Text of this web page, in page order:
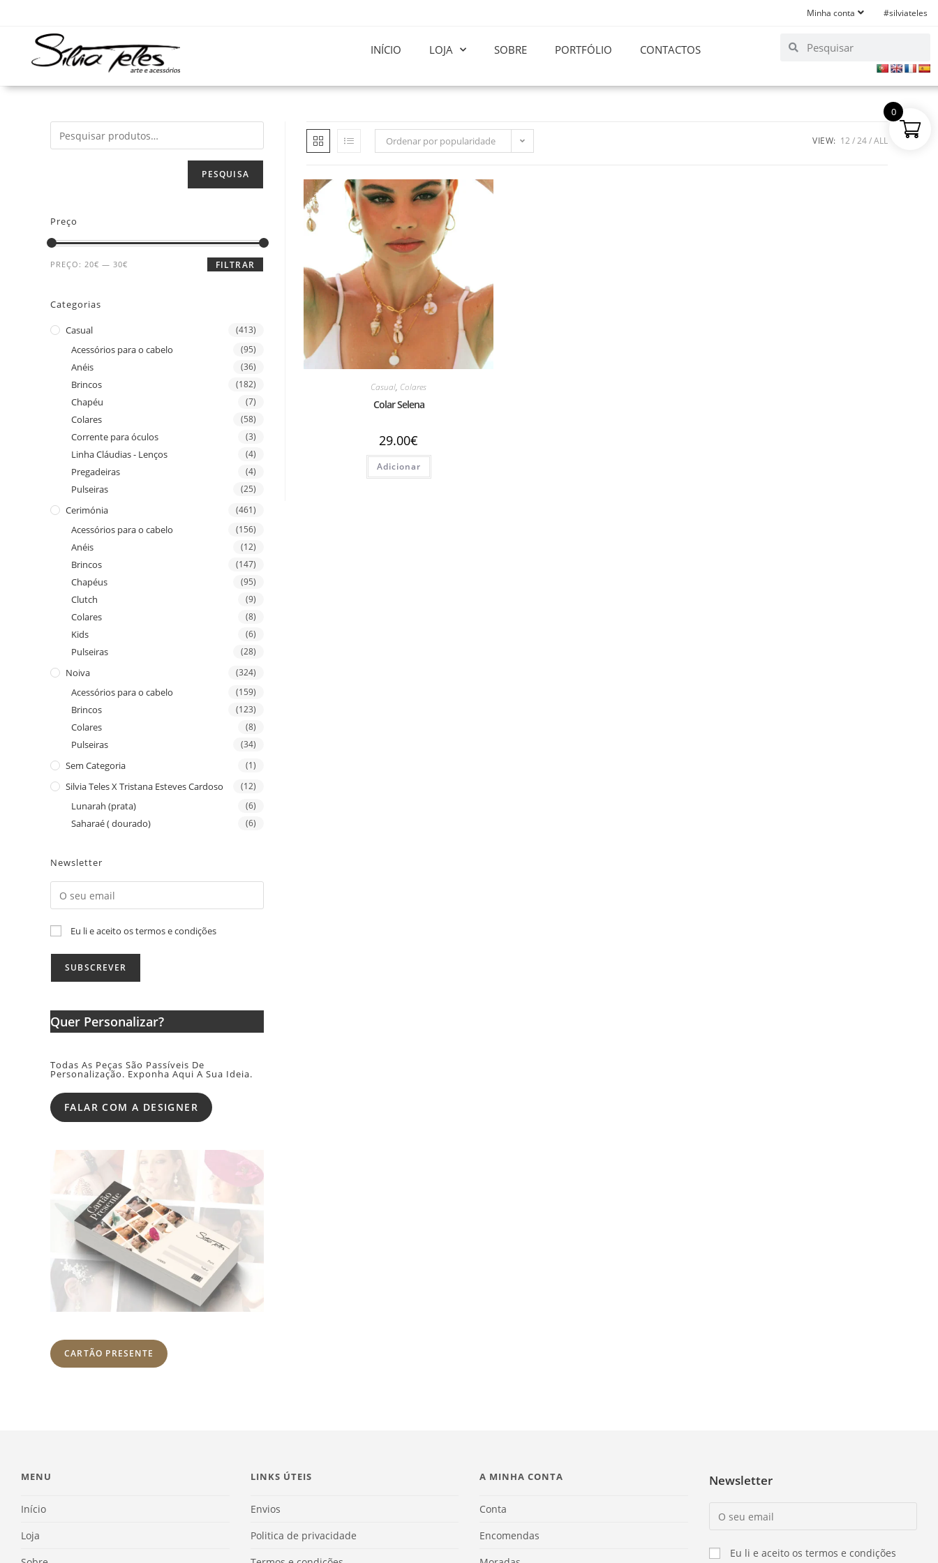
Minha conta #silviateles
INÍCIO LOJA SOBRE PORTFÓLIO CONTACTOS
Ordenar por popularidade VIEW: 12 24 ALL
Casual, Colares
Colar Selena
29.00€
Adicionar
PESQUISA
Preço
FILTRAR
PREÇO: 20€ — 30€
Categorias
Casual (413)
Acessórios para o cabelo (95)
Anéis (36)
Brincos (182)
Chapéu (7)
Colares (58)
Corrente para óculos (3)
Linha Cláudias - Lenços (4)
Pregadeiras (4)
Pulseiras (25)
Cerimónia (461)
Acessórios para o cabelo (156)
Anéis (12)
Brincos (147)
Chapéus (95)
Clutch (9)
Colares (8)
Kids (6)
Pulseiras (28)
Noiva (324)
Acessórios para o cabelo (159)
Brincos (123)
Colares (8)
Pulseiras (34)
Sem Categoria (1)
Silvia Teles X Tristana Esteves Cardoso (12)
Lunarah (prata) (6)
Saharaé ( dourado) (6)
Newsletter
Eu li e aceito os termos e condições
Quer Personalizar?
Todas As Peças São Passíveis De
Personalização. Exponha Aqui A Sua Ideia.
FALAR COM A DESIGNER
CARTÃO PRESENTE
MENU
Início
Loja
LINKS ÚTEIS
Envios
Politica de privacidade
A MINHA CONTA
Conta
Encomendas
Newsletter
Eu li e aceito os termos e condições
0